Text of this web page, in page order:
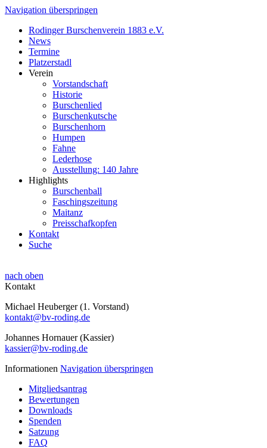
Navigation überspringen
Rodinger Burschenverein 1883 e.V.
News
Termine
Platzerstadl
Verein
Vorstandschaft
Historie
Burschenlied
Burschenkutsche
Burschenhorn
Humpen
Fahne
Lederhose
Ausstellung: 140 Jahre
Highlights
Burschenball
Faschingszeitung
Maitanz
Preisschafkopfen
Kontakt
Suche
nach oben
Kontakt
Michael Heuberger (1. Vorstand)
kontakt@bv-roding.de
Johannes Hornauer (Kassier)
kassier@bv-roding.de
Informationen Navigation überspringen
Mitgliedsantrag
Bewertungen
Downloads
Spenden
Satzung
FAQ